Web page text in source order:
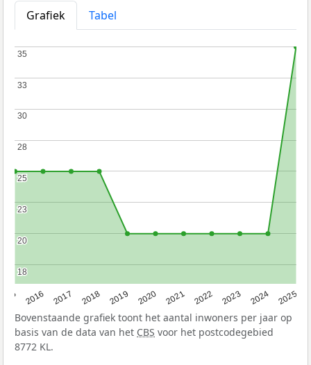
Grafiek
Tabel
2016 2017 2018 2019 2020 2021 2022 2023 2024 2025
18
18
20
20
23
23
25
25
28
28
30
30
33
33
35
35
Bovenstaande grafiek toont het aantal inwoners per jaar op
basis van de data van het CBS voor het postcodegebied
8772 KL.